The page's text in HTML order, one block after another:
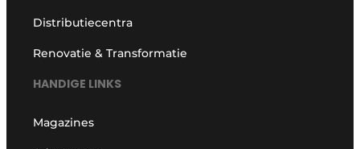
Distributiecentra
Renovatie & Transformatie
HANDIGE LINKS
Magazines